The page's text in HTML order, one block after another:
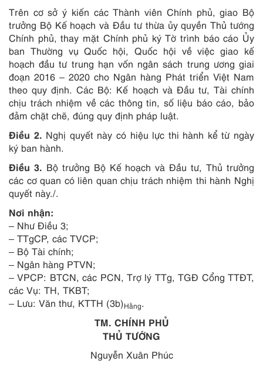
Trên cơ sở ý kiến các Thành viên Chính phủ, giao Bộ
trưởng Bộ Kế hoạch và Đầu tư thừa ủy quyền Thủ tướng
Chính phủ, thay mặt Chính phủ ký Tờ trình báo cáo Ủy
ban Thường vụ Quốc hội, Quốc hội về việc giao kế
hoạch đầu tư trung hạn vốn ngân sách trung ương giai
đoạn 2016 – 2020 cho Ngân hàng Phát triển Việt Nam
theo quy định. Các Bộ: Kế hoạch và Đầu tư, Tài chính
chịu trách nhiệm về các thông tin, số liệu báo cáo, bảo
đảm chặt chẽ, đúng quy định pháp luật.
Điều 2. Nghị quyết này có hiệu lực thi hành kể từ ngày
ký ban hành.
Điều 3. Bộ trưởng Bộ Kế hoạch và Đầu tư, Thủ trưởng
các cơ quan có liên quan chịu trách nhiệm thi hành Nghị
quyết này./.
Nơi nhận:
– Như Điều 3;
– TTgCP, các TVCP;
– Bộ Tài chính;
– Ngân hàng PTVN;
– VPCP: BTCN, các PCN, Trợ lý TTg, TGĐ Cổng TTĐT,
các Vụ: TH, TKBT;
– Lưu: Văn thư, KTTH (3b)Hằng.
TM. CHÍNH PHỦ
THỦ TƯỚNG
Nguyễn Xuân Phúc